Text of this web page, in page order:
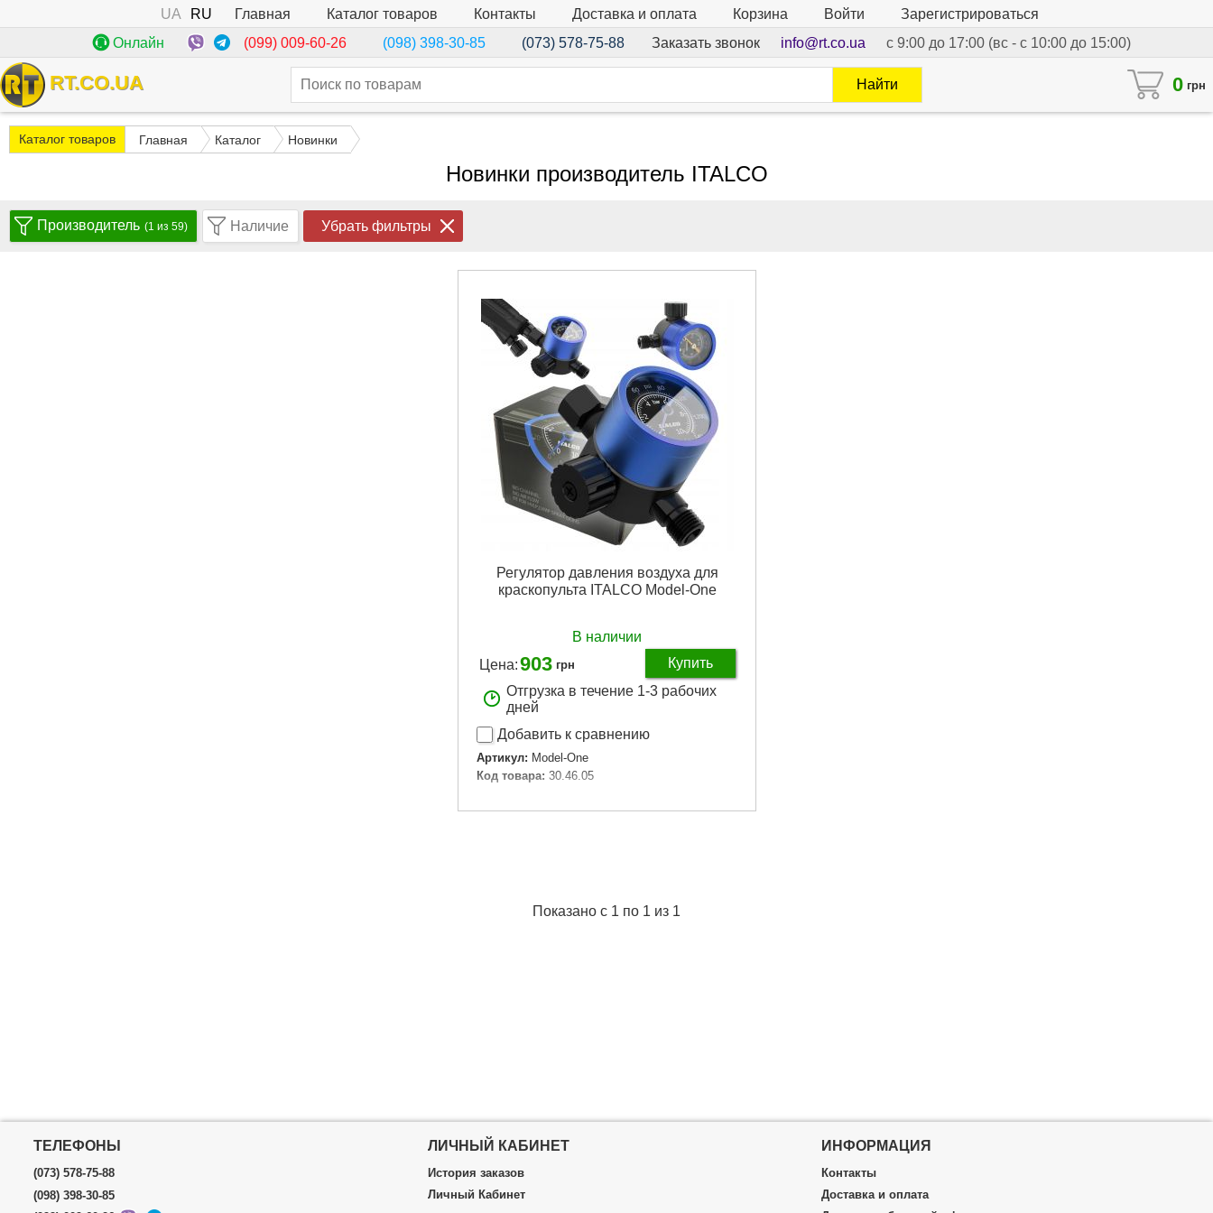
UA RU Главная Каталог товаров Контакты Доставка и оплата Корзина Войти
Зарегистрироваться
Онлайн
(099) 009-60-26 (098) 398-30-85 (073) 578-75-88 Заказать звонок info@rt.co.ua с 9:00 до 17:00 (вс - с 10:00 до 15:00)
RT.CO.UA 0 грн
Найти
Каталог товаров Главная Каталог Новинки
Новинки производитель ITALCO
Производитель (1 из 59) Наличие Убрать фильтры
Регулятор давления воздуха для
краскопульта ITALCO Model-One
В наличии
Цена:903 грн
Купить
Отгрузка в течение 1-3 рабочих
дней
Добавить к сравнению
Артикул: Model-One
Код товара: 30.46.05
Подробнее...
Показано с 1 по 1 из 1
ТЕЛЕФОНЫ
(073) 578-75-88
(098) 398-30-85
ЛИЧНЫЙ КАБИНЕТ
История заказов
Личный Кабинет
ИНФОРМАЦИЯ
Контакты
Доставка и оплата